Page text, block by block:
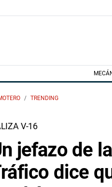
TRENDING
V-16
jefazo de
dice